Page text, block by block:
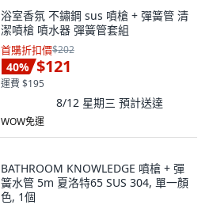
浴室香氛 不鏽鋼 sus 噴槍 + 彈簧管 清
潔噴槍 噴水器 彈簧管套組
首購折扣價$202
40% $121
運費 $195
8/12 星期三 預計送達
WOW免運
BATHROOM KNOWLEDGE 噴槍 + 彈
簧水管 5m 夏洛特65 SUS 304, 單一顏
色, 1個